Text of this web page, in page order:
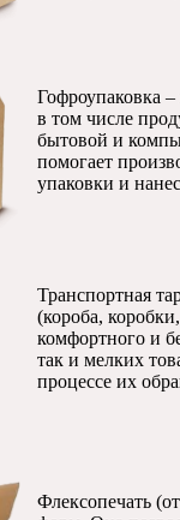
Гофроупаковка
в том числе
бытовой и
помогает
упаковки и
Транспортная
(короба,
комфортного и
так и мелких
процессе их
Флексопечать